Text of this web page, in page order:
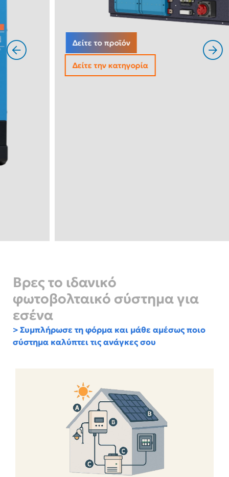
Δείτε το προϊόν
Δείτε την κατηγορία
Βρες το ιδανικό
φωτοβολταικό σύστημα για
εσένα
> Συμπλήρωσε τη φόρμα και μάθε αμέσως ποιο
σύστημα καλύπτει τις ανάγκες σου